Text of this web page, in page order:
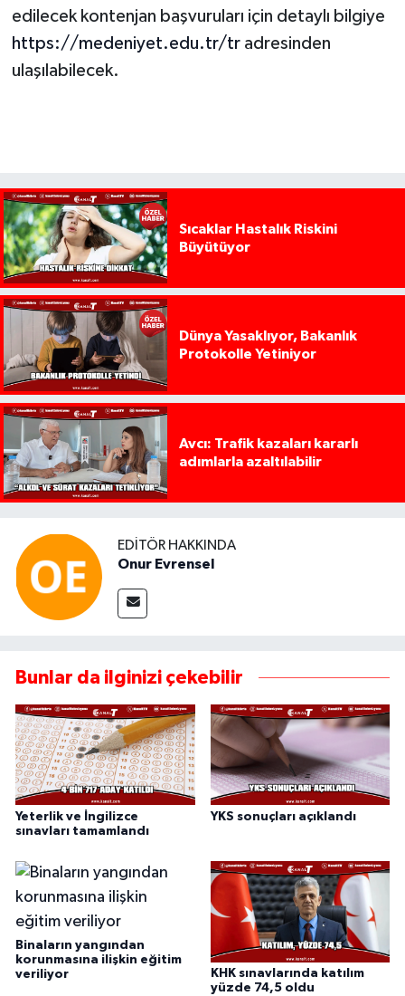
edilecek kontenjan başvuruları için detaylı bilgiye
https://medeniyet.edu.tr/tradresinden
ulaşılabilecek.
Sıcaklar Hastalık Riskini
Büyütüyor
Dünya Yasaklıyor, Bakanlık
Protokolle Yetiniyor
Avcı: Trafik kazaları kararlı
adımlarla azaltılabilir
EDITÖR HAKKINDA
Onur Evrensel
Bunlar da ilginizi çekebilir
Yeterlik ve İngilizce
sınavları tamamlandı
YKS sonuçları açıklandı
Binaların yangından
korunmasına ilişkin eğitim
veriliyor
KHK sınavlarında katılım
yüzde 74,5 oldu